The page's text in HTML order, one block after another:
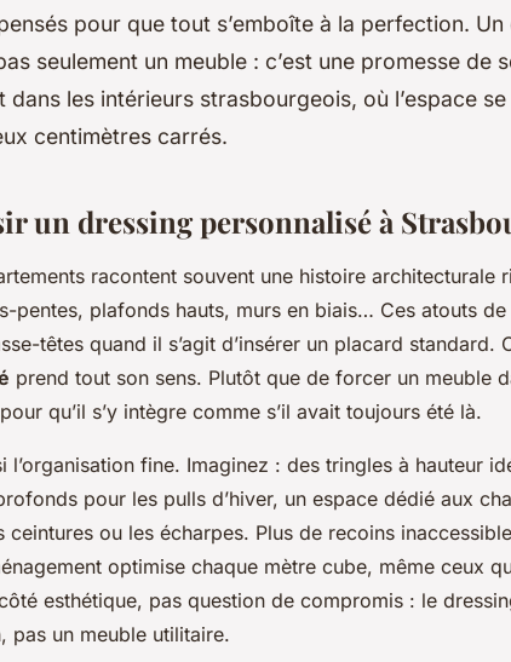
pour que tout s’emboîte à la perfection.
seulement un meuble : c’est une promesse de
les intérieurs strasbourgeois, où l’espace
centimètres carrés.
un dressing personnalisé à
racontent souvent une histoire architecturale
pentes, plafonds hauts, murs en biais… Ces atouts de
têtes quand il s’agit d’insérer un placard standard.
prend tout son sens. Plutôt que de forcer un meuble
qu’il s’y intègre comme s’il avait toujours été là.
l’organisation fine. Imaginez : des tringles à hauteur
pour les pulls d’hiver, un espace dédié aux
ceintures ou les écharpes. Plus de recoins
optimise chaque mètre cube, même ceux
esthétique, pas question de compromis : le
pas un meuble utilitaire.